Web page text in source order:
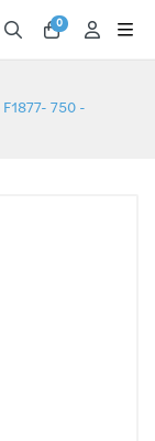
0
750 -